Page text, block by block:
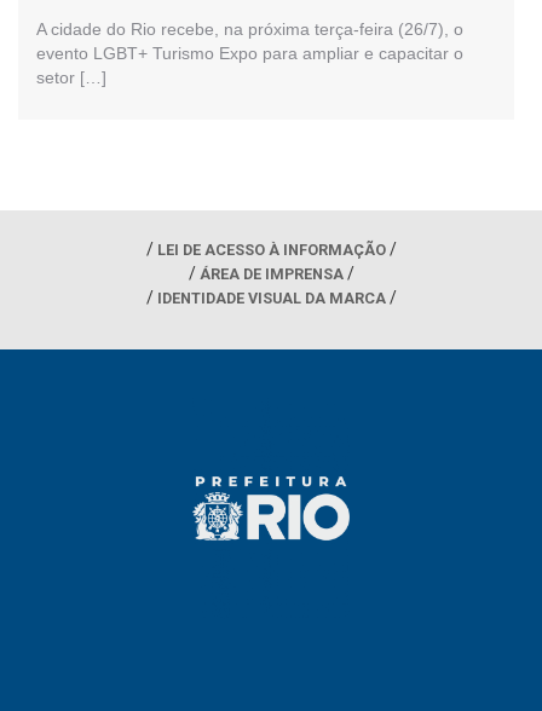
A cidade do Rio recebe, na próxima terça-feira (26/7), o
evento LGBT+ Turismo Expo para ampliar e capacitar o
setor […]
LEI DE ACESSO À INFORMAÇÃO
ÁREA DE IMPRENSA
IDENTIDADE VISUAL DA MARCA